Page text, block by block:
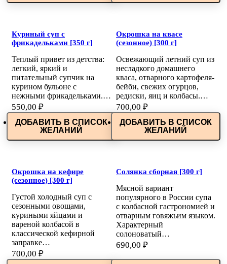
Куриный суп с
фрикадельками [350 г]
Теплый привет из детства:
легкий, яркий и
питательный супчик на
курином бульоне с
нежными фрикадельками.…
550,00 ₽
Окрошка на квасе
(сезонное) [300 г]
Освежающий летний суп из
несладкого домашнего
кваса, отварного картофеля-
бейби, свежих огурцов,
редиски, яиц и колбасы.…
700,00 ₽
ДОБАВИТЬ В СПИСОК
ЖЕЛАНИЙ
Окрошка на кефире
(сезонное) [300 г]
Густой холодный суп с
сезонными овощами,
куриными яйцами и
вареной колбасой в
классической кефирной
заправке…
700,00 ₽
ДОБАВИТЬ В СПИСОК
ЖЕЛАНИЙ
Солянка сборная [300 г]
Мясной вариант
популярного в России супа
с колбасной гастрономией и
отварным говяжьим языком.
Характерный
солоноватый…
690,00 ₽